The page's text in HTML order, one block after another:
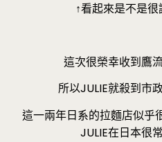
↑看起來是不是
這次很榮幸收到鷹
所以JULIE就殺到市
這一兩年日系的拉麵店似乎
JULIE在日本很